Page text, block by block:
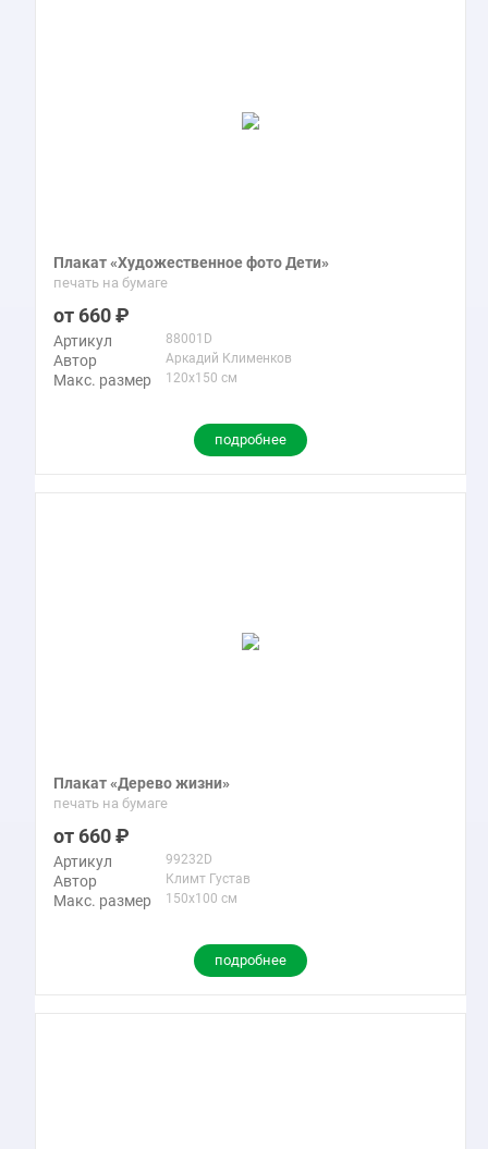
Плакат «Художественное фото Дети»
печать на бумаге
660
Артикул 88001D
Автор Аркадий Клименков
Макс. размер 120x150 см
подробнее
Плакат «Дерево жизни»
печать на бумаге
660
Артикул 99232D
Автор Климт Густав
Макс. размер 150x100 см
подробнее